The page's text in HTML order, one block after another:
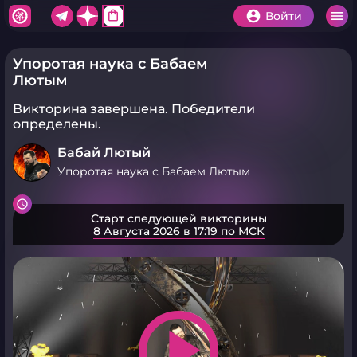
shopping_bag Войти
Упоротая наука с Бабаем
Лютым
Викторина завершена. Победители
определены.
Бабай Лютый
Упоротая наука с Бабаем Лютым
Старт следующей викторины
8 Августа 2026 в 17:19 по МСК